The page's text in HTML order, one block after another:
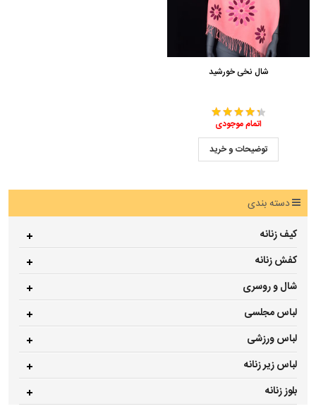
شال نخی خورشید
اتمام موجودی
توضیحات و خرید
دسته بندی
کیف زنانه
کفش زنانه
شال و روسری
لباس مجلسی
لباس ورزشی
لباس زیر زنانه
بلوز زنانه